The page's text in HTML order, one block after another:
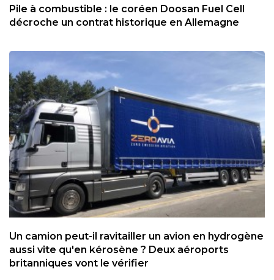
Pile à combustible : le coréen Doosan Fuel Cell
décroche un contrat historique en Allemagne
Un camion peut-il ravitailler un avion en hydrogène
aussi vite qu'en kérosène ? Deux aéroports
britanniques vont le vérifier